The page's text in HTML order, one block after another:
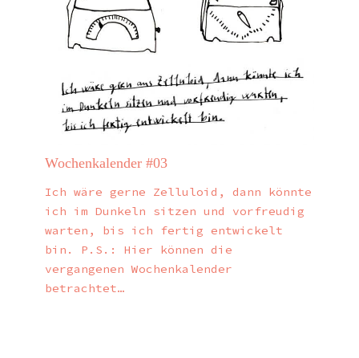
Wochenkalender #03
Ich wäre gerne Zelluloid, dann könnte
ich im Dunkeln sitzen und vorfreudig
warten, bis ich fertig entwickelt
bin. P.S.: Hier können die
vergangenen Wochenkalender
betrachtet…